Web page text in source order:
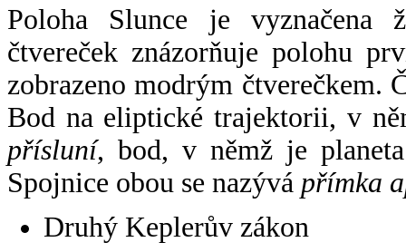
Poloha Slunce je vyznačena
čtvereček znázorňuje polohu
zobrazeno modrým čtverečkem.
Bod na eliptické trajektorii, v
přísluní, bod, v němž je
Spojnice obou se nazývá přímka
Druhý Keplerův zákon